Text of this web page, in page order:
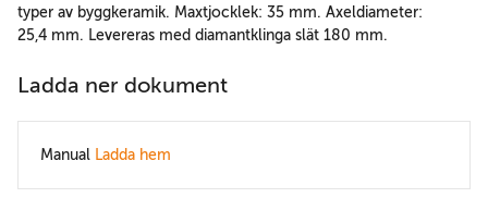
typer av byggkeramik. Maxtjocklek: 35 mm. Axeldiameter:
25,4 mm. Levereras med diamantklinga slät 180 mm.
Ladda ner dokument
Manual Ladda hem